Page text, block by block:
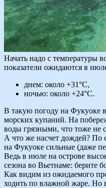
Начать надо с температуры
показатели ожидаются в
днем: около +31°C,
ночью: около +24°C.
В такую погоду на Фукуоке
морских купаний. На
воды грязными, что тоже не
А что же насчет дождей? По
на Фукуоке сильные (даже
Ведь в июле на острове
сезона во Вьетнаме: берите
Как видим из ожидаемого
ходить по влажной жаре. Но